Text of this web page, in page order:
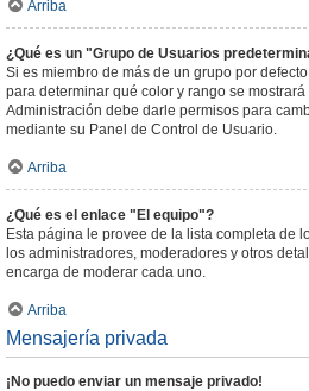
Arriba
¿Qué es un "Grupo de Usuarios
Si es miembro de más de un grupo por
para determinar qué color y rango se
Administración debe darle permisos para
mediante su Panel de Control de Usuario.
Arriba
¿Qué es el enlace "El equipo"?
Esta página le provee de la lista completa de
los administradores, moderadores y otros
encarga de moderar cada uno.
Arriba
Mensajería privada
¡No puedo enviar un mensaje privado!